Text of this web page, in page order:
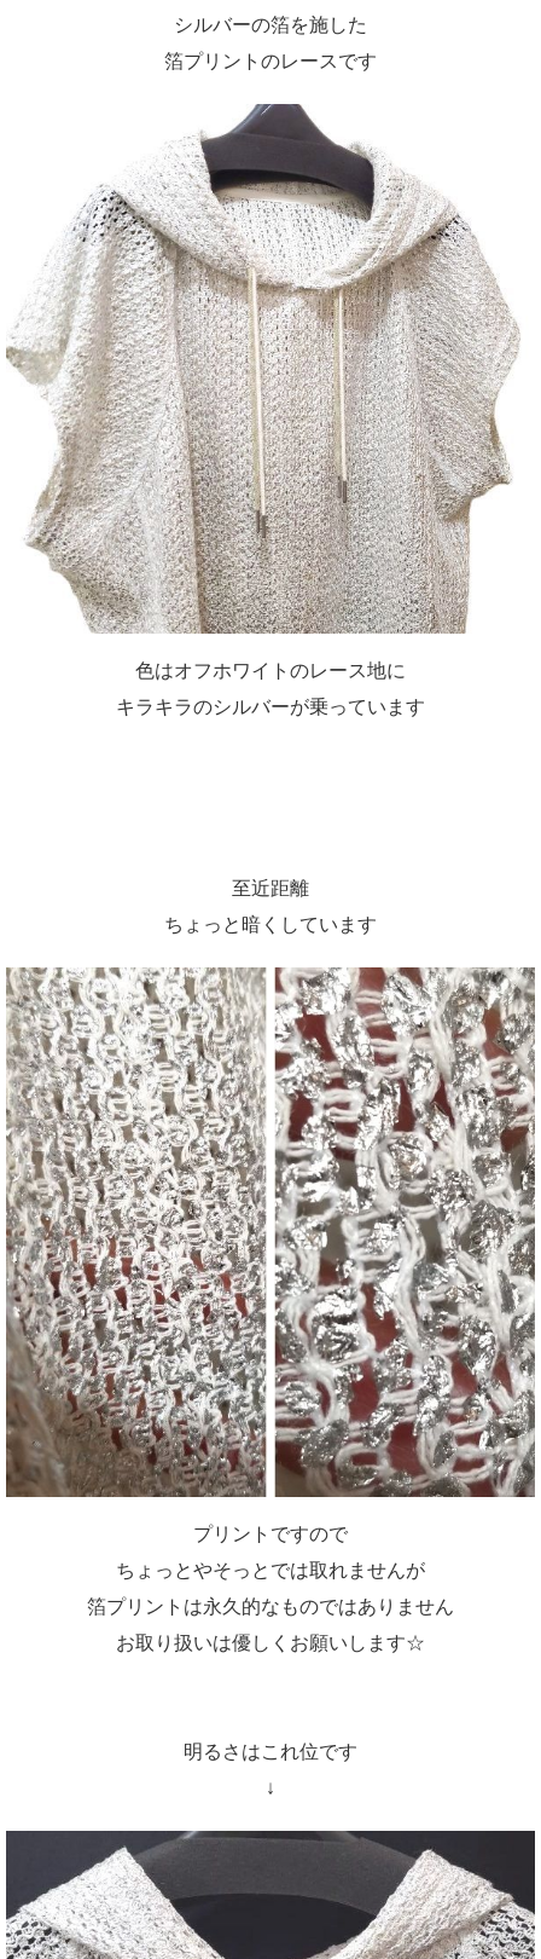
シルバーの箔を施した
箔プリントのレースです
色はオフホワイトのレース地に
キラキラのシルバーが乗っています
至近距離
ちょっと暗くしています
プリントですので
ちょっとやそっとでは取れませんが
箔プリントは永久的なものではありません
お取り扱いは優しくお願いします☆
明るさはこれ位です
↓